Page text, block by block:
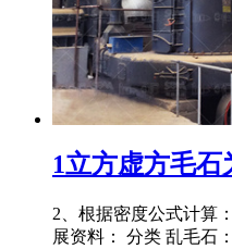
1立方虚方毛
2、根据密度公式计算
展资料： 分类 乱毛石